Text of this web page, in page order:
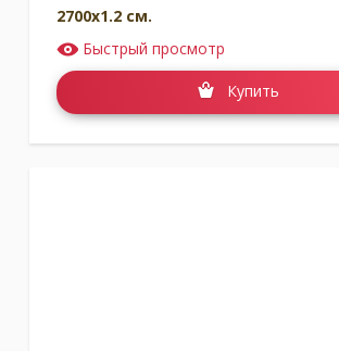
2700x1.2 см.
Быстрый просмотр
Купить